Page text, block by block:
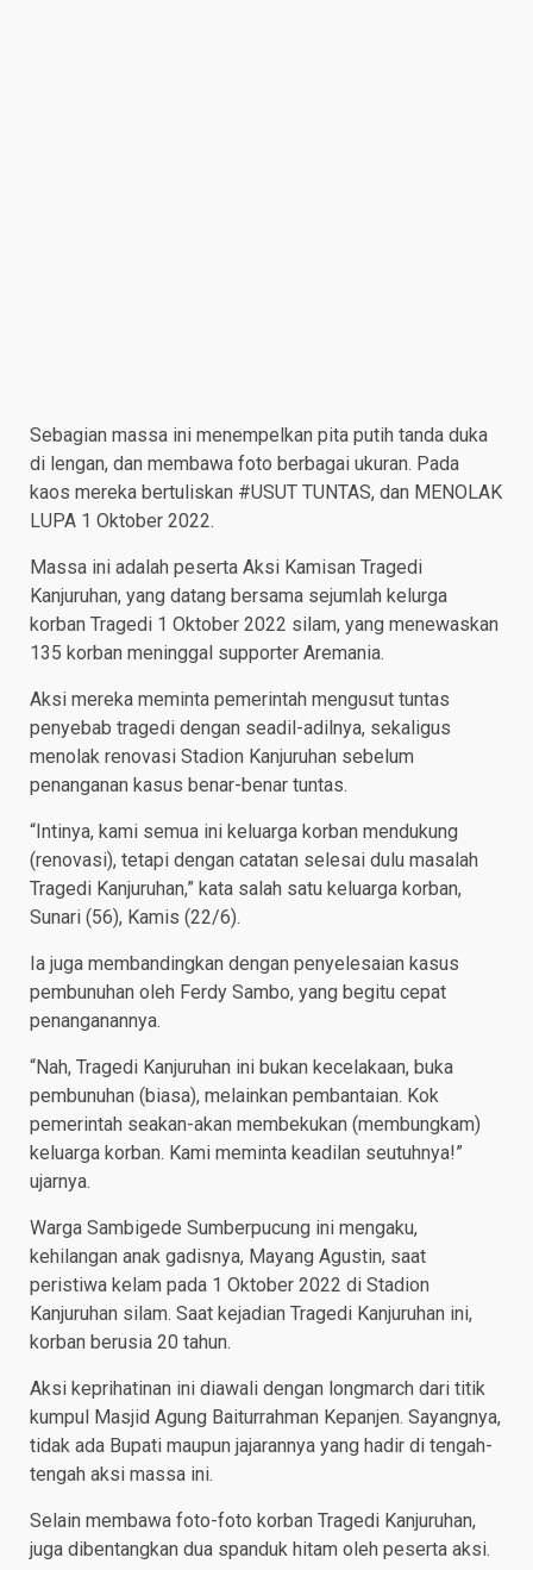
Sebagian massa ini menempelkan pita putih tanda duka
di lengan, dan membawa foto berbagai ukuran. Pada
kaos mereka bertuliskan #USUT TUNTAS, dan MENOLAK
LUPA 1 Oktober 2022.
Massa ini adalah peserta Aksi Kamisan Tragedi
Kanjuruhan, yang datang bersama sejumlah kelurga
korban Tragedi 1 Oktober 2022 silam, yang menewaskan
135 korban meninggal supporter Aremania.
Aksi mereka meminta pemerintah mengusut tuntas
penyebab tragedi dengan seadil-adilnya, sekaligus
menolak renovasi Stadion Kanjuruhan sebelum
penanganan kasus benar-benar tuntas.
“Intinya, kami semua ini keluarga korban mendukung
(renovasi), tetapi dengan catatan selesai dulu masalah
Tragedi Kanjuruhan,” kata salah satu keluarga korban,
Sunari (56), Kamis (22/6).
Ia juga membandingkan dengan penyelesaian kasus
pembunuhan oleh Ferdy Sambo, yang begitu cepat
penanganannya.
“Nah, Tragedi Kanjuruhan ini bukan kecelakaan, buka
pembunuhan (biasa), melainkan pembantaian. Kok
pemerintah seakan-akan membekukan (membungkam)
keluarga korban. Kami meminta keadilan seutuhnya!”
ujarnya.
Warga Sambigede Sumberpucung ini mengaku,
kehilangan anak gadisnya, Mayang Agustin, saat
peristiwa kelam pada 1 Oktober 2022 di Stadion
Kanjuruhan silam. Saat kejadian Tragedi Kanjuruhan ini,
korban berusia 20 tahun.
Aksi keprihatinan ini diawali dengan longmarch dari titik
kumpul Masjid Agung Baiturrahman Kepanjen. Sayangnya,
tidak ada Bupati maupun jajarannya yang hadir di tengah-
tengah aksi massa ini.
Selain membawa foto-foto korban Tragedi Kanjuruhan,
juga dibentangkan dua spanduk hitam oleh peserta aksi.